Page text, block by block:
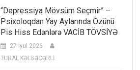
“Depressiya Mövsüm Seçmir” –
Psixoloqdan Yay Aylarında Özünü
Pis Hiss Edənlərə VACİB TÖVSİYƏ
27 İyul 2026
TURAL KƏLBƏCƏRLİ